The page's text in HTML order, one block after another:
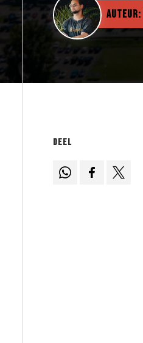
Auteur:
Deel